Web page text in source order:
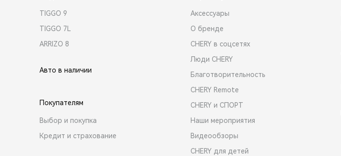
TIGGO 9
TIGGO 7L
ARRIZO 8
Авто в наличии
Покупателям
Выбор и покупка
Кредит и страхование
Аксессуары
О бренде
CHERY в соцсетях
Люди CHERY
Благотворительность
CHERY Remote
CHERY и СПОРТ
Наши мероприятия
Видеообзоры
CHERY для детей